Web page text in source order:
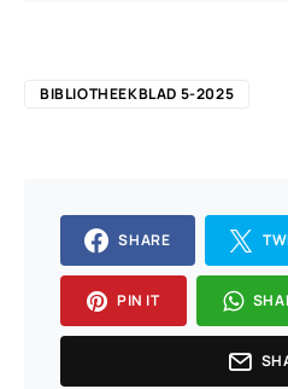
BIBLIOTHEEKBLAD 5-2025
SHARE
PIN IT